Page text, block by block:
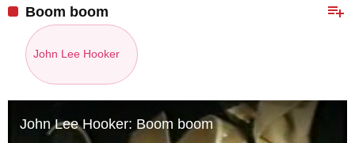
playlist_add
Boom boom
John Lee Hooker
John Lee Hooker: Boom boom